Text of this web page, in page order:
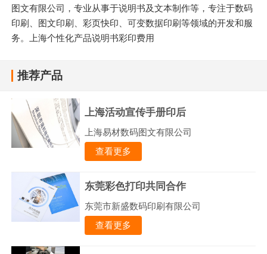
图文有限公司，专业从事于说明书及文本制作等，专注于数码
印刷、图文印刷、彩页快印、可变数据印刷等领域的开发和服
务。上海个性化产品说明书彩印费用
推荐产品
上海活动宣传手册印后
上海易材数码图文有限公司
查看更多
东莞彩色打印共同合作
东莞市新盛数码印刷有限公司
查看更多